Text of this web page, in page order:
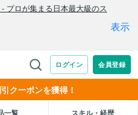
クーポンを獲得！
一覧 スキル・経歴